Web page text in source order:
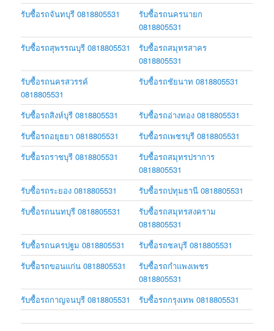
รับซื้อรถจันทบุรี 0818805531
รับซื้อรถนครนายก
0818805531
รับซื้อรถสุพรรณบุรี 0818805531
รับซื้อรถสมุทรสาคร
0818805531
รับซื้อรถนครสวรรค์
0818805531
รับซื้อรถชัยนาท 0818805531
รับซื้อรถสิงห์บุรี 0818805531
รับซื้อรถอ่างทอง 0818805531
รับซื้อรถอยุธยา 0818805531
รับซื้อรถเพชรบุรี 0818805531
รับซื้อรถราชบุรี 0818805531
รับซื้อรถสมุทรปราการ
0818805531
รับซื้อรถระยอง 0818805531
รับซื้อรถปทุมธานี 0818805531
รับซื้อรถนนทบุรี 0818805531
รับซื้อรถสมุทรสงคราม
0818805531
รับซื้อรถนครปฐม 0818805531
รับซื้อรถชลบุรี 0818805531
รับซื้อรถขอนแก่น 0818805531
รับซื้อรถกำแพงเพชร
0818805531
รับซื้อรถกาญจนบุรี 0818805531
รับซื้อรถกรุงเทพ 0818805531